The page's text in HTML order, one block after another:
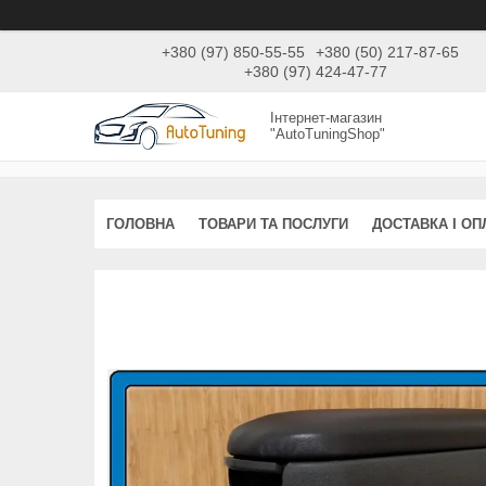
+380 (97) 850-55-55
+380 (50) 217-87-65
+380 (97) 424-47-77
Інтернет-магазин
"AutoTuningShop"
ГОЛОВНА ТОВАРИ ТА ПОСЛУГИ ДОСТАВКА І